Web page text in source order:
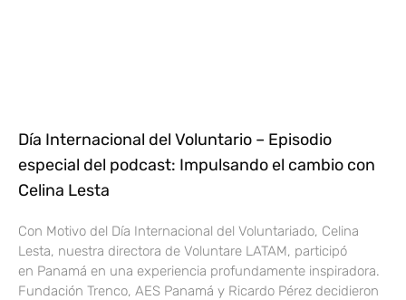
Día Internacional del Voluntario – Episodio
especial del podcast: Impulsando el cambio con
Celina Lesta
Con Motivo del Día Internacional del Voluntariado, Celina
Lesta, nuestra directora de Voluntare LATAM, participó
en Panamá en una experiencia profundamente inspiradora.
Fundación Trenco, AES Panamá y Ricardo Pérez decidieron